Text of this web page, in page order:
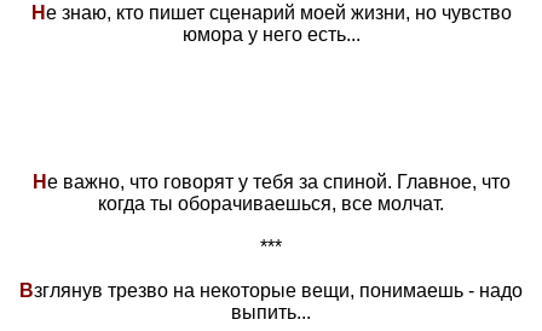
Не знаю, кто пишет сценарий моей жизни, но чувство
юмора у него есть...
Не важно, что говорят у тебя за спиной. Главное, что
когда ты оборачиваешься, все молчат.
***
Взглянув трезво на некоторые вещи, понимаешь - надо
выпить...